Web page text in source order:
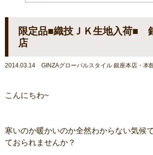
限定品■織技ＪＫ生地入荷■
店
2014.03.14 GINZAグローバルスタイル 銀座本店・本
こんにちわ~
寒いのか暖かいのか全然わからない気候
ておられませんか？